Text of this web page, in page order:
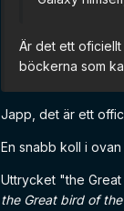
Är det ett oficiellt
böckerna som
Japp, det är ett
En snabb koll i
Uttrycket "the
the Great bird of